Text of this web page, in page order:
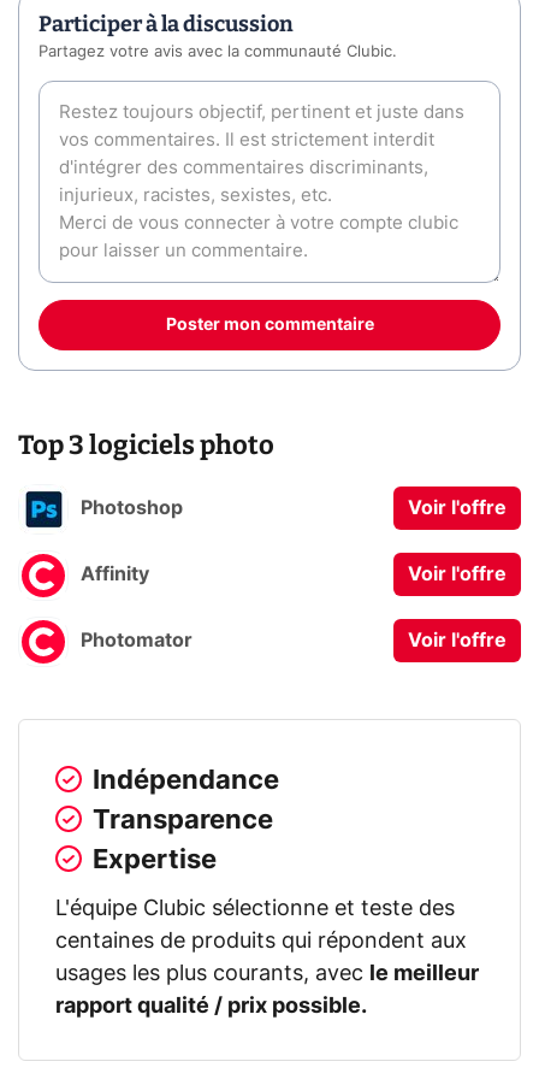
Participer à la discussion
Partagez votre avis avec la communauté Clubic.
Poster mon commentaire
Top 3 logiciels photo
Photoshop Voir l'offre
Affinity Voir l'offre
Photomator Voir l'offre
Indépendance
Transparence
Expertise
L'équipe Clubic sélectionne et teste des
centaines de produits qui répondent aux
usages les plus courants, avec
le meilleur
rapport qualité / prix possible.